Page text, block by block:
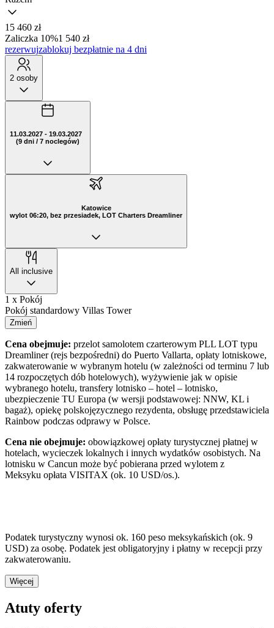
15 460 zł
Zaliczka 10%1 540 zł
rezerwujzablokuj bezpłatnie na 4 dni
2 osoby
11.03.2027 - 19.03.2027
(9 dni / 7 noclegów)
Katowice
wylot 06:20, bez przesiadek, LOT Charters Dreamliner
All inclusive
1 x Pokój
Pokój standardowy Villas Tower
Zmień
Cena obejmuje: przelot samolotem czarterowym PLL LOT typu
Dreamliner (rejs bezpośredni) do Puerto Vallarta, opłaty lotniskowe,
zakwaterowanie w wybranym hotelu (w zależności od terminu 7 lub
14 rozpoczętych dób hotelowych), wyżywienie jak w opisie
wybranego hotelu, transfery lotnisko – hotel – lotnisko,
ubezpieczenie TU Europa (w wersji podstawowej: NNW, KL i
bagaż), opiekę polskojęzycznego rezydenta, obsługę przedstawiciela
Rainbow podczas odprawy w Polsce.
Cena nie obejmuje: obowiązkowej opłaty turystycznej płatnej w
hotelach, wycieczek lokalnych i innych wydatków osobistych. Na
lotnisku w Cancun może być pobierana przed wylotem z
Meksyku opłata VISITAX (ok. 10 USD/os.).
Podatek turystyczny wynosi ok. 160 peso meksykańskich (ok. 9
USD) za osobę. Podatek jest obligatoryjny i płatny w recepcji przy
zakwaterowaniu.
Więcej
Atuty oferty